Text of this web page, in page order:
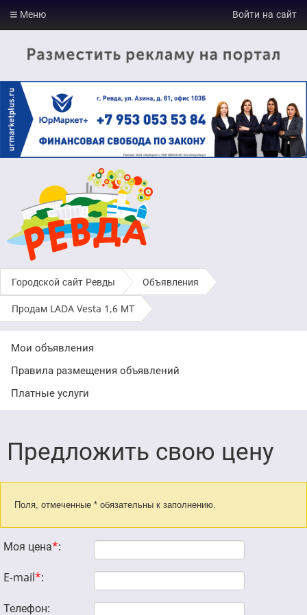
Городской сайт Ревды › Объявления
Продам LADA Vesta 1,6 МТ
Предложить свою цену
Поля, отмеченные * обязательны к заполнению.
Моя цена*:
E-mail*:
Телефон:
Мои объявления
Правила размещения объявлений
Платные услуги
Войти на сайт
Меню